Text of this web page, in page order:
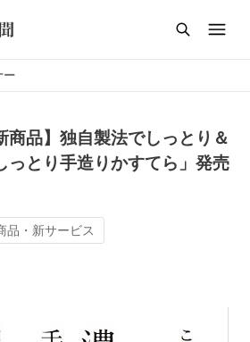
ー
商品】独自製法でしっとり＆
とり手造りかすてら」発売
品・新サービス